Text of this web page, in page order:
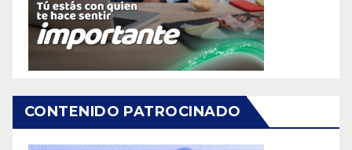
CONTENIDO PATROCINADO